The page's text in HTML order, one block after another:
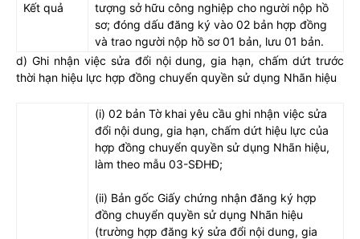
Kết quả
tượng sở hữu công nghiệp cho người nộp hồ
sơ; đóng dấu đăng ký vào 02 bản hợp đồng
và trao người nộp hồ sơ 01 bản, lưu 01 bản.
d) Ghi nhận việc sửa đổi nội dung, gia hạn, chấm dứt trước
thời hạn hiệu lực hợp đồng chuyển quyền sử dụng Nhãn hiệu
(i) 02 bản Tờ khai yêu cầu ghi nhận việc sửa
đổi nội dung, gia hạn, chấm dứt hiệu lực của
hợp đồng chuyển quyền sử dụng Nhãn hiệu,
làm theo mẫu 03-SĐHĐ;
(ii) Bản gốc Giấy chứng nhận đăng ký hợp
đồng chuyển quyền sử dụng Nhãn hiệu
(trường hợp đăng ký sửa đổi nội dung, gia